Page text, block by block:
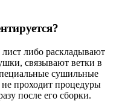
либо раскладывают
связывают ветки в
сушильные
проходит процедуры
после его сборки.